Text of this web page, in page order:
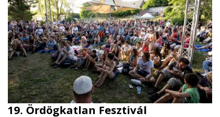
19. Ördögkatlan Fesztivál